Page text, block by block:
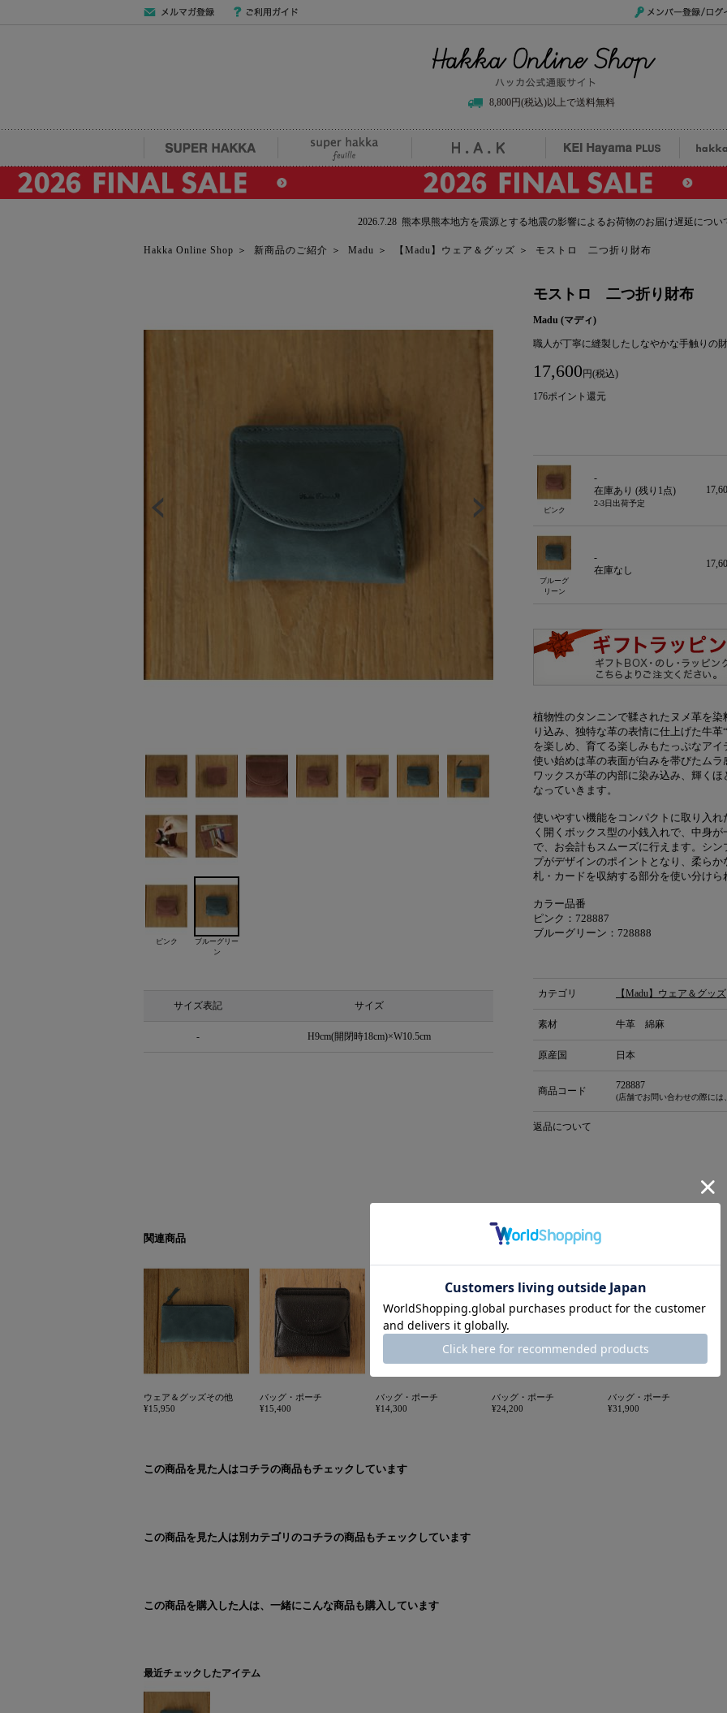
8,800円(税込)以上で送料無料
SUPER HAKKA H.A.K KEI Hayama PLUS
2026.7.28 熊本県熊本地方を震源とする地震の影響によるお荷物のお届け遅延につい
Hakka Online Shop ＞ 新商品のご紹介 ＞ Madu ＞ 【Madu】ウェア＆グッズ ＞ モストロ 二つ折り財布
ピンク
ブルーグリー
ン
サイズ表記 サイズ
- H9cm(開閉時18cm)×W10.5cm
モストロ 二つ折り財布
Madu (マディ)
職人が丁寧に縫製したしなやかな手触りの
17,600 円(税込)
176ポイント還元
ピンク
-
在庫あり (残り 1点)
2-3日出荷予定
ブルーグ
リーン
-
在庫なし
植物性のタンニンで鞣されたヌメ革を
り込み、独特な革の表情に仕上げた牛
を楽しめ、育てる楽しみもたっぷなアイ
使い始めは革の表面が白みを帯びたム
ワックスが革の内部に染み込み、輝く
なっていきます。
使いやすい機能をコンパクトに取り入
く開くボックス型の小銭入れで、中身
で、お会計もスムーズに行えます。シ
プがデザインのポイントとなり、柔ら
札・カードを収納する部分を使い分けら
カラー品番
ピンク：728887
ブルーグリーン：728888
カテゴリ 【Madu】ウェア＆グッズ
素材 牛革 綿麻
原産国 日本
商品コード 728887
(店舗でお問い合わせの際に
返品について
関連商品
ウェア＆グッズその他
¥15,950
バッグ・ポーチ
¥15,400
バッグ・ポーチ
¥14,300
バッグ・ポーチ
¥24,200
バッグ・ポーチ
¥31,900
この商品を見た人はコチラの商品もチェックしています
この商品を見た人は別カテゴリのコチラの商品もチェックしています
この商品を購入した人は、一緒にこんな商品も購入しています
最近チェックしたアイテム